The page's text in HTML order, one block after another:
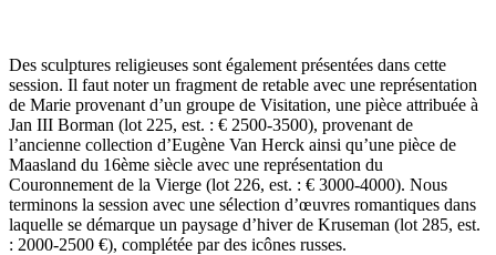
Des sculptures religieuses sont également présentées dans cette
session. Il faut noter un fragment de retable avec une représentation
de Marie provenant d’un groupe de Visitation, une pièce attribuée à
Jan III Borman (lot 225, est. : € 2500-3500), provenant de
l’ancienne collection d’Eugène Van Herck ainsi qu’une pièce de
Maasland du 16ème siècle avec une représentation du
Couronnement de la Vierge (lot 226, est. : € 3000-4000). Nous
terminons la session avec une sélection d’œuvres romantiques dans
laquelle se démarque un paysage d’hiver de Kruseman (lot 285, est.
: 2000-2500 €), complétée par des icônes russes.